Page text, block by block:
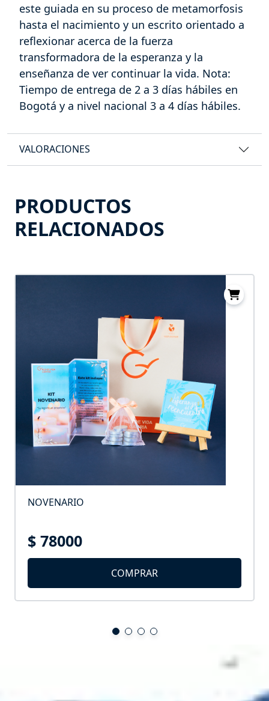
este guiada en su proceso de metamorfosis
hasta el nacimiento y un escrito orientado a
reflexionar acerca de la fuerza
transformadora de la esperanza y la
enseñanza de ver continuar la vida. Nota:
Tiempo de entrega de 2 a 3 días hábiles en
Bogotá y a nivel nacional 3 a 4 días hábiles.
VALORACIONES
PRODUCTOS
RELACIONADOS
NOVENARIO
$ 78000
COMPRAR